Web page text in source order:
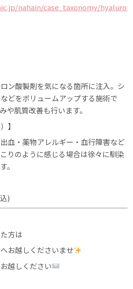
nahain/case_taxonomy/
ン酸製剤を気になる箇所に注入。シ
どをボリュームアップする施術で
や肌質改善も行います。
】
血・薬物アレルギー・血行障害など
りのように感じる場合は徐々に馴染
。
)
方は
お越しくださいませ
越しください